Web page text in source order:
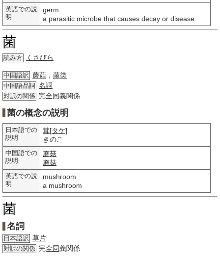
英語での説
明
germ
a parasitic microbe that causes decay or disease
菌
読み方 くさびら
中国語訳 蘑菇 ， 菌类
中国語品詞 名詞
対訳の関係 完全同義関係
菌の概念の説明
日本語での
説明
茸[タケ]
きのこ
中国語での
説明
蘑菇
蘑菇
英語での説
明
mushroom
a mushroom
菌
名詞
日本語訳 草片
対訳の関係 完全同義関係